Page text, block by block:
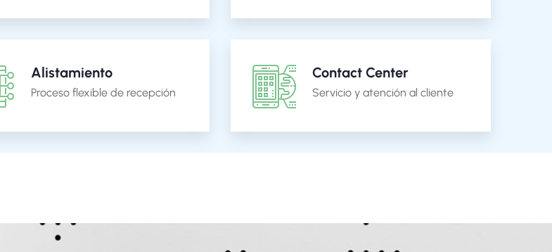
Alistamiento
Proceso flexible de recepción
Contact Center
Servicio y atención al cliente